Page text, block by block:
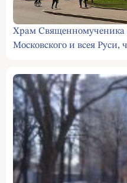
Храм Священномученика
Московского и всея Руси,